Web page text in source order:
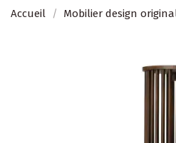
Accueil Mobilier design